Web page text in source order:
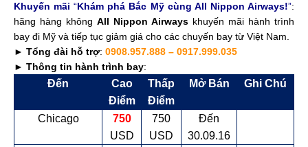
Khuyến mãi “Khám phá Bắc Mỹ cùng All Nippon Airways!”:
hãng hàng không All Nippon Airways khuyến mãi hành trình
bay đi Mỹ và tiếp tục giảm giá cho các chuyến bay từ Việt Nam.
► Tổng đài hỗ trợ: 0908.957.888 – 0917.999.035
► Thông tin hành trình bay:
Đến
Cao
Điểm
Thấp
Điểm
Mở Bán Ghi Chú
Chicago
750
USD
750
USD
Đến
30.09.16